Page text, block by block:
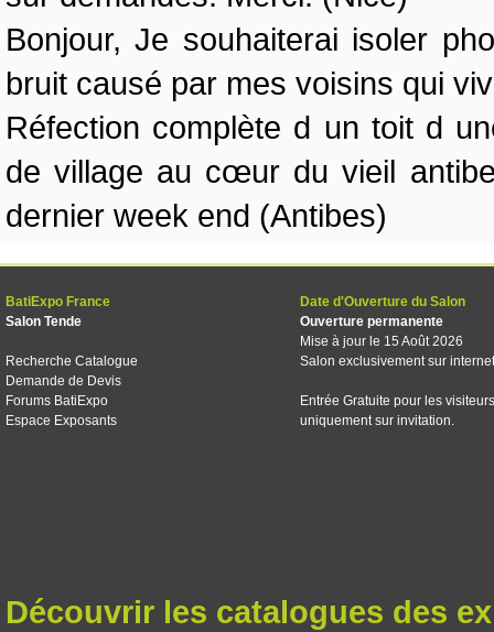
Bonjour, Je souhaiterai isoler
bruit causé par mes voisins qui
Réfection complète d un toit d
de village au cœur du vieil
dernier week end (Antibes)
BatiExpo France
Salon Tende
Recherche Catalogue
Demande de Devis
Forums BatiExpo
Espace Exposants
Date d'Ouverture du Salon
Ouverture permanente
Mise à jour le 15 Août 2026
Salon exclusivement sur internet
Entrée Gratuite pour les visiteurs
uniquement sur invitation.
Découvrir les catalogues des